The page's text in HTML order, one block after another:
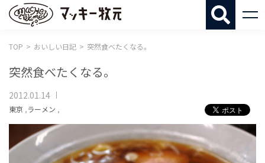
TOP おいしい日記 突然食べたくなる。
突然食べたくなる。
2012.01.14
東京 ,ラーメン ,